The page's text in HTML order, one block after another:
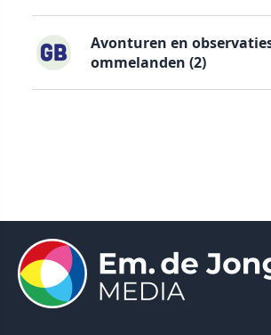
Avonturen en
ommelanden (2)